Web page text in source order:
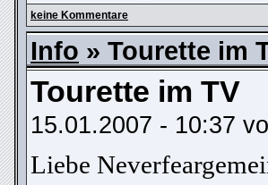
keine Kommentare
Info » Tourette im
Tourette im TV
15.01.2007 - 10:37
Liebe